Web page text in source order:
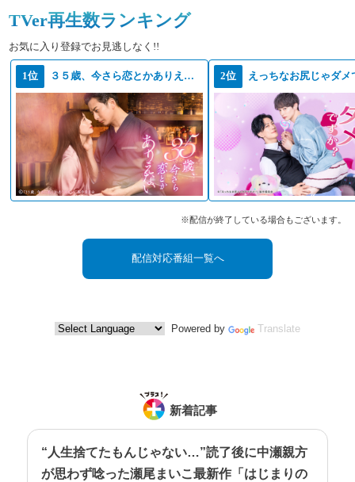
TVer再生数ランキング
お気に入り登録でお見逃しなく!!
1位 ３５歳、今さら恋とかありえない 2位 えっちなお尻じゃダメ
※配信が終了している場合もございます。
配信対応番組一覧へ
Powered by Translate
新着記事
“人生捨てたもんじゃない…”読了後に中瀬親方
が思わず唸った瀬尾まいこ最新作「はじまりの